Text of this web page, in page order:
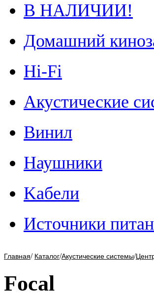
В НАЛИЧИИ!
Домашний
Hi-Fi
Акустические
Винил
Наушники
Kабели
Источники
Главная/ Каталог/Акустические системы/
Focal